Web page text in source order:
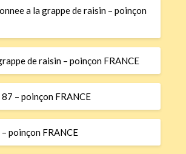
a la grappe de raisin – poinçon
de raisin – poinçon FRANCE
– poinçon FRANCE
poinçon FRANCE